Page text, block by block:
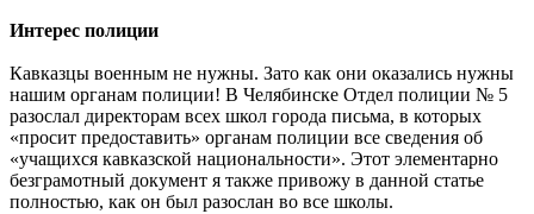
Интерес полиции
Кавказцы военным не нужны. Зато как они оказались нужны
нашим органам полиции! В Челябинске Отдел полиции № 5
разослал директорам всех школ города письма, в которых
«просит предоставить» органам полиции все сведения об
«учащихся кавказской национальности». Этот элементарно
безграмотный документ я также привожу в данной статье
полностью, как он был разослан во все школы.